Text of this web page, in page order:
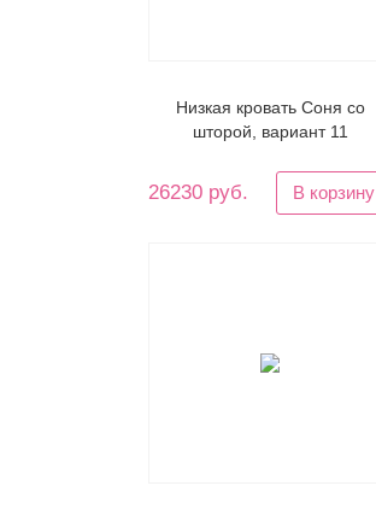
Низкая кровать Соня со
шторой, вариант 11
26230 руб. В корзину